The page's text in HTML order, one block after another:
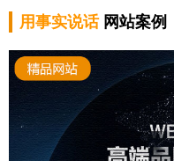
用事实说话网站案例